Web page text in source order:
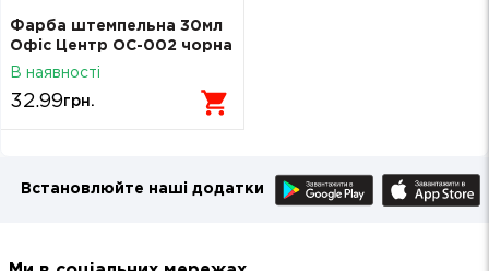
Фарба штемпельна 30мл
Офіс Центр ОС-002 чорна
В наявності
32.99 грн.
Встановлюйте наші додатки